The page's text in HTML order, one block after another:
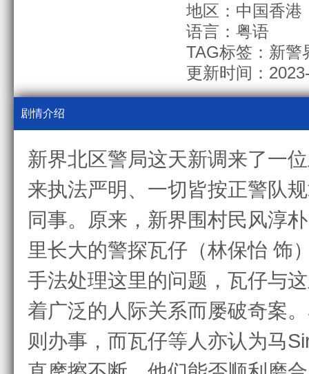
地区：中国香港
语言：粤语
TAG标签：新警
更新时间：
剧情介绍
新界北区警局这天新调来了一
来执法严明、一切皆按正警队
同事。原来，新界围村民风淳
里长大的警探瓦仔（林保怡 饰
手法处理这里的问题，瓦仔与
着广泛的人际关系而屡破奇案
则办事，而瓦仔等人亦认为马